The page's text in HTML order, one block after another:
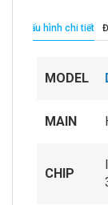
Cấu hình chi tiết
MODEL
MAIN
CHIP